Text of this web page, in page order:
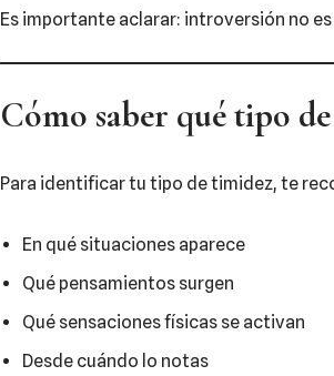
Es importante aclarar: introversión no
Cómo saber qué tipo
Para identificar tu tipo de timidez, te
En qué situaciones aparece
Qué pensamientos surgen
Qué sensaciones físicas se activan
Desde cuándo lo notas